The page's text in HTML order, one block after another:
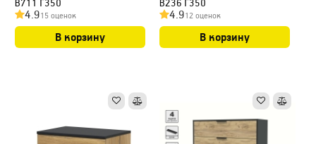
В711 Г350
4.915 оценок
В корзину
В236 Г350
4.912 оценок
В корзину